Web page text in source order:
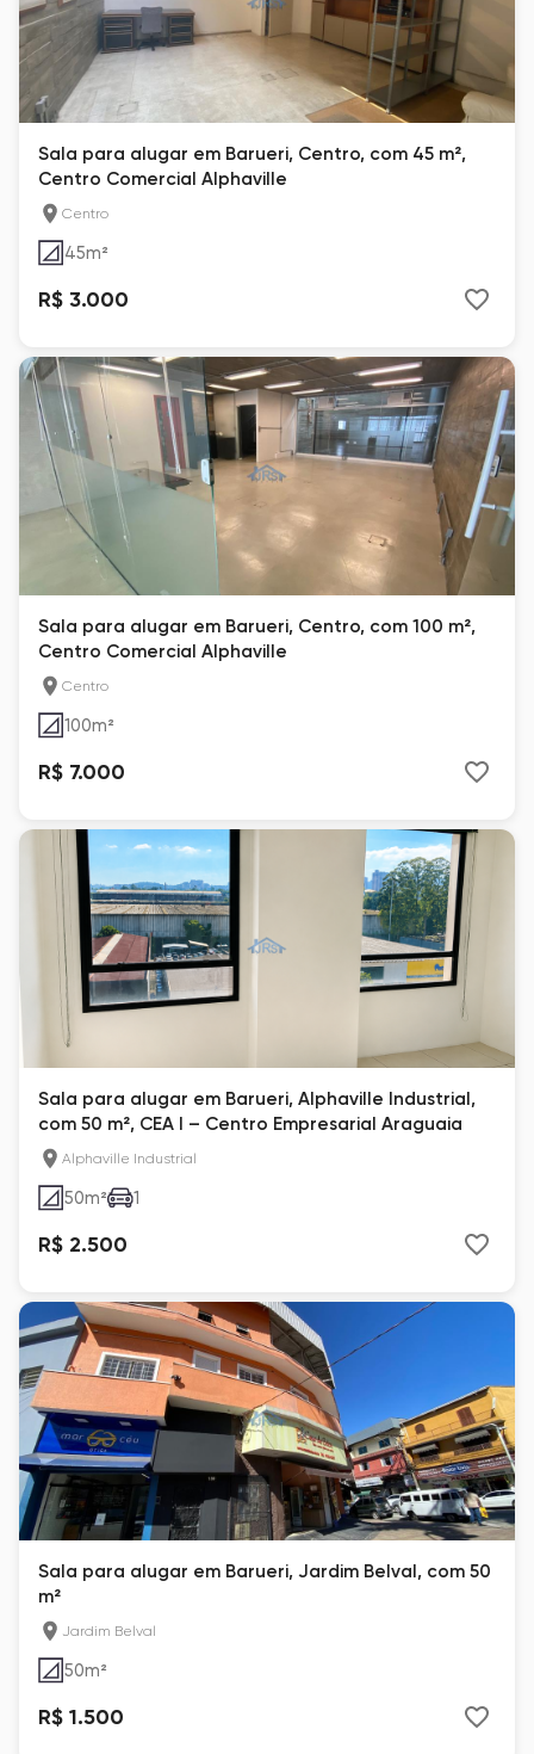
Sala para alugar em Barueri, Centro, com 45 m²,
Centro Comercial Alphaville
Centro
45m²
R$ 3.000
Sala para alugar em Barueri, Centro, com 100 m²,
Centro Comercial Alphaville
Centro
100m²
R$ 7.000
Sala para alugar em Barueri, Alphaville Industrial,
com 50 m², CEA I – Centro Empresarial Araguaia
Alphaville Industrial
50m² 1
R$ 2.500
Sala para alugar em Barueri, Jardim Belval, com 50
m²
Jardim Belval
50m²
R$ 1.500